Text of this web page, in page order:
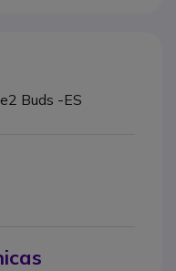
Buds -ES